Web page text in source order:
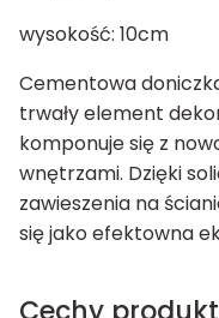
wysokość: 10cm
Cementowa
trwały element
komponuje się z
wnętrzami. Dzięki
zawieszenia na
się jako efektowna